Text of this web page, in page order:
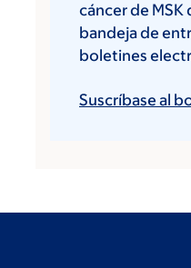
cáncer de
bandeja de
boletines
Suscríbase al